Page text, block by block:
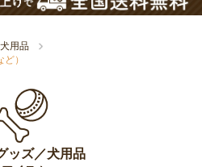
用品
）
ッズ／犬用品